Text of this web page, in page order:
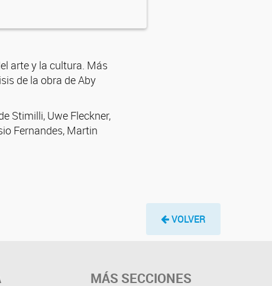
arte y la cultura. Más
de la obra de Aby
Stimilli, Uwe Fleckner,
Fernandes, Martin
VOLVER
MÁS SECCIONES